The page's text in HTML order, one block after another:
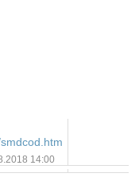
14:00